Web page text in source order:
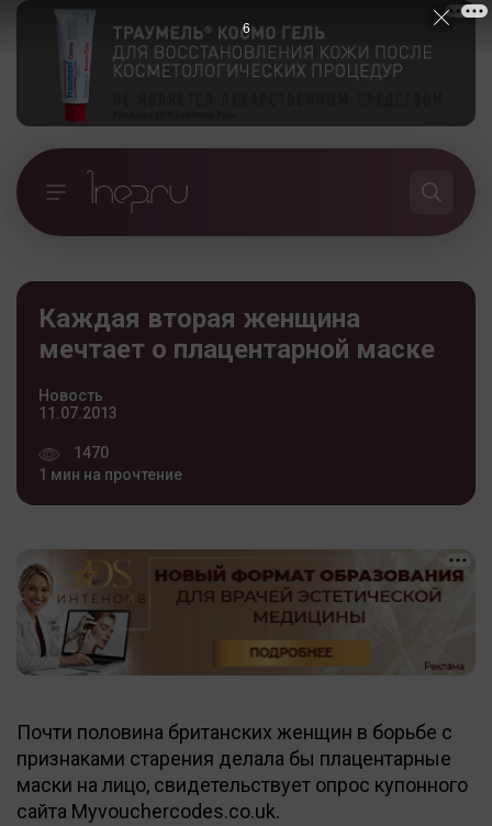
Каждая вторая женщина
мечтает о плацентарной маске
Новость
11.07.2013
1470
1 мин на прочтение
Почти половина британских женщин в борьбе с
признаками старения делала бы плацентарные
маски на лицо, свидетельствует опрос купонного
сайта Myvouchercodes.co.uk.
5